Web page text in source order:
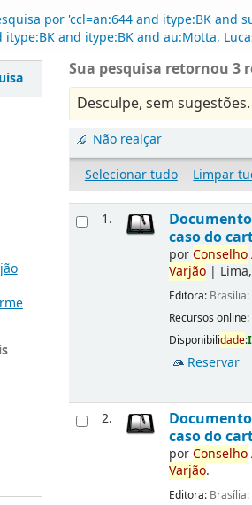
por 'ccl=an:644 and itype:BK and
and itype:BK and au:Motta,
Sua pesquisa retornou 3
Desculpe, sem sugestões.
Não realçar
Selecionar tudo
Limpar
1.
caso do
porConselho
Varjão |
Editora: Brasília:
Recursos online:
Disponibilidade:
Reservar
2.
caso do
porConselho
Varjão.
Editora: Brasília: